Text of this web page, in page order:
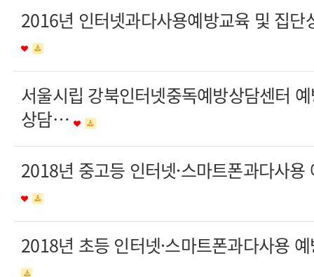
2016년 인터넷과다사용예방교육 및 집
서울시립 강북인터넷중독예방상담센터
상담…
2018년 중고등 인터넷·스마트폰과다사
2018년 초등 인터넷·스마트폰과다사용